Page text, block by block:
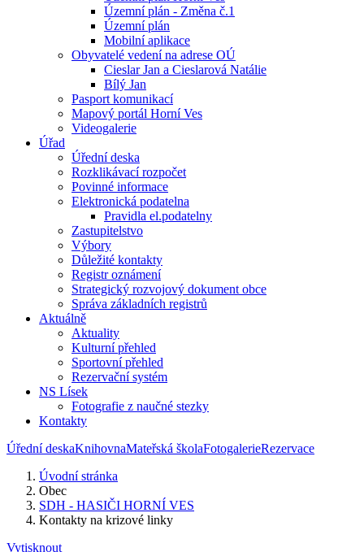
Územní plán - Změna č.1
Územní plán
Mobilní aplikace
Obyvatelé vedení na adrese OÚ
Cieslar Jan a Cieslarová Natálie
Bílý Jan
Pasport komunikací
Mapový portál Horní Ves
Videogalerie
Úřad
Úřední deska
Rozklikávací rozpočet
Povinné informace
Elektronická podatelna
Pravidla el.podatelny
Zastupitelstvo
Výbory
Důležité kontakty
Registr oznámení
Strategický rozvojový dokument obce
Správa základních registrů
Aktuálně
Aktuality
Kulturní přehled
Sportovní přehled
Rezervační systém
NS Lísek
Fotografie z naučné stezky
Kontakty
Úřední deskaKnihovnaMateřská školaFotogalerieRezervace
Úvodní stránka
Obec
SDH - HASIČI HORNÍ VES
Kontakty na krizové linky
Vytisknout